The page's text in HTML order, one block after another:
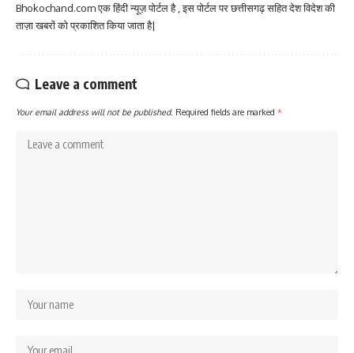
Bhokochand.com एक हिंदी न्यूज़ पोर्टल है , इस पोर्टल पर छत्तीसगढ़ सहित देश विदेश की
ताज़ा खबरों को प्रकाशित किया जाता है|
Leave a comment
Your email address will not be published. Required fields are marked *